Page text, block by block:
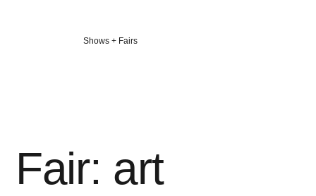
Veröffentlicht
Shows + Fairs
Fair: art